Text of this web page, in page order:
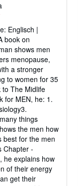
Englisch |
book on
shows men
menopause,
a stronger
to women for 35
to The Midlife
for MEN, he: 1.
things
the men how
best for the men
Chapter -
he explains how
of their energy
get their